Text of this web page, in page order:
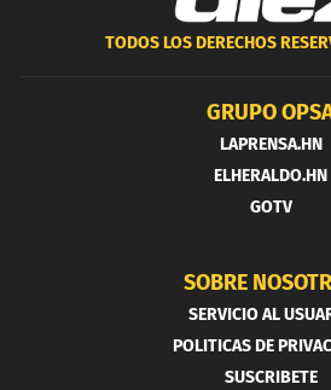
TODOS LOS DERECHOS
GRUPO
LAPRENSA.HN
ELHERALDO.HN
GOTV
SOBRE
SERVICIO AL
POLITICAS DE
SUSCRIBETE